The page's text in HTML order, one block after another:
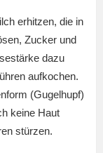
erhitzen, die in
Zucker und
dazu
aufkochen.
(Gugelhupf)
keine Haut
stürzen.